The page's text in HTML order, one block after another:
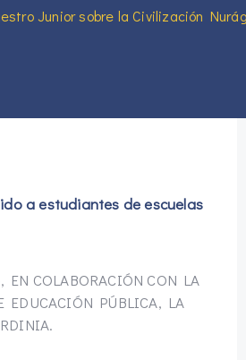
Junior sobre la Civilización
a estudiantes de escuelas
COLABORACIÓN CON LA
EDUCACIÓN PÚBLICA, LA